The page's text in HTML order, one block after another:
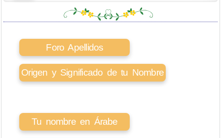
Foro Apellidos
Origen y Significado de tu Nombre
Tu nombre en Árabe